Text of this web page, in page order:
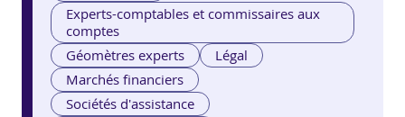
Experts-comptables et commissaires aux
comptes
Géomètres experts
Légal
Marchés financiers
Sociétés d'assistance